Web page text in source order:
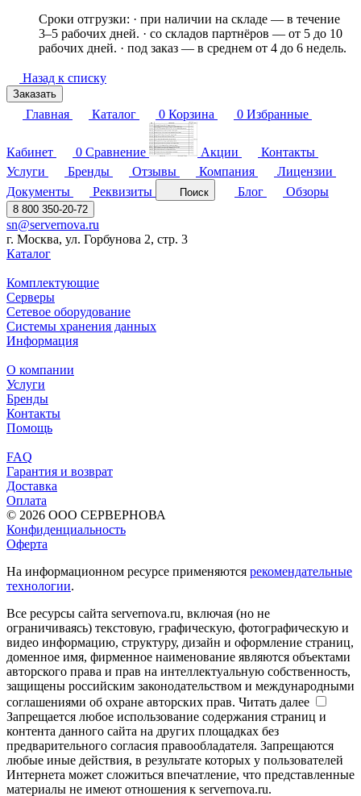
Сроки отгрузки: · при наличии на складе — в течение
3–5 рабочих дней. · со складов партнёров — от 5 до 10
рабочих дней. · под заказ — в среднем от 4 до 6 недель.
Назад к списку
Заказать
Главная Каталог 0 Корзина 0 Избранные
Кабинет 0 Сравнение Акции
Контакты
Услуги
Бренды Отзывы Компания
Лицензии
Документы
Реквизиты Поиск Блог Обзоры
8 800 350-20-72
sn@servernova.ru
г. Москва, ул. Горбунова 2, стр. 3
Каталог
Комплектующие
Серверы
Сетевое оборудование
Системы хранения данных
Информация
О компании
Услуги
Бренды
Контакты
Помощь
FAQ
Гарантия и возврат
Доставка
Оплата
© 2026 ООО СЕРВЕРНОВА
Конфиденциальность
Оферта
На информационном ресурсе применяются рекомендательные
технологии.
Все ресурсы сайта servernova.ru, включая (но не
ограничиваясь) текстовую, графическую, фотографическую и
видео информацию, структуру, дизайн и оформление страниц,
доменное имя, фирменное наименование являются объектами
авторского права и прав на интеллектуальную собственность,
защищены российским законодательством и международными
соглашениями об охране авторских прав. Читать далее
Запрещается любое использование содержания страниц и
контента данного сайта на других площадках без
предварительного согласия правообладателя. Запрещаются
любые иные действия, в результате которых у пользователей
Интернета может сложиться впечатление, что представленные
материалы не имеют отношения к servernova.ru.